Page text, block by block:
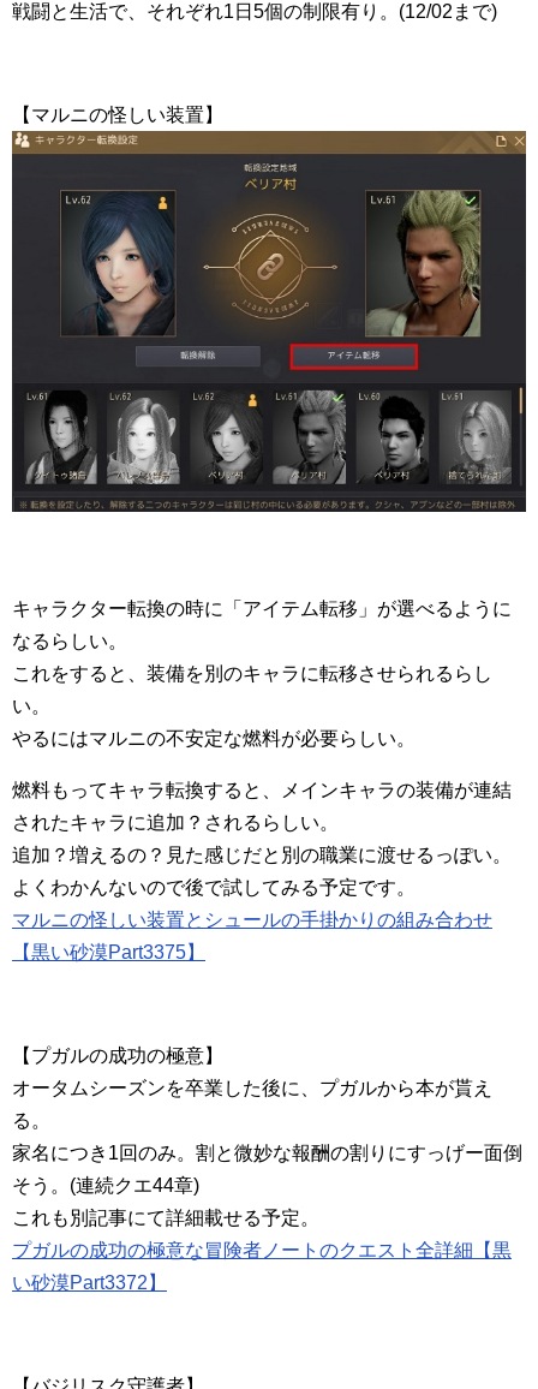
戦闘と生活で、それぞれ1日5個の制限有り。(12/02まで)
【マルニの怪しい装置】
キャラクター転換の時に「アイテム転移」が選べるように
なるらしい。
これをすると、装備を別のキャラに転移させられるらし
い。
やるにはマルニの不安定な燃料が必要らしい。
燃料もってキャラ転換すると、メインキャラの装備が連結
されたキャラに追加？されるらしい。
追加？増えるの？見た感じだと別の職業に渡せるっぽい。
よくわかんないので後で試してみる予定です。
マルニの怪しい装置とシュールの手掛かりの組み合わせ
【黒い砂漠Part3375】
【プガルの成功の極意】
オータムシーズンを卒業した後に、プガルから本が貰え
る。
家名につき1回のみ。割と微妙な報酬の割りにすっげー面倒
そう。(連続クエ44章)
これも別記事にて詳細載せる予定。
プガルの成功の極意な冒険者ノートのクエスト全詳細【黒
い砂漠Part3372】